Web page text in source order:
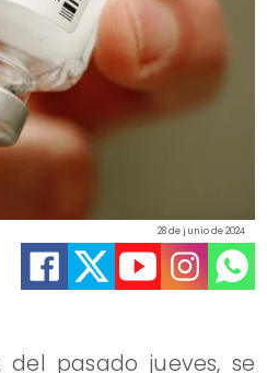
28 de junio de 2024
pasado jueves, se